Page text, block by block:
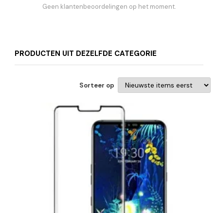
Geen klantenbeoordelingen op het moment.
PRODUCTEN UIT DEZELFDE CATEGORIE
Sorteer op